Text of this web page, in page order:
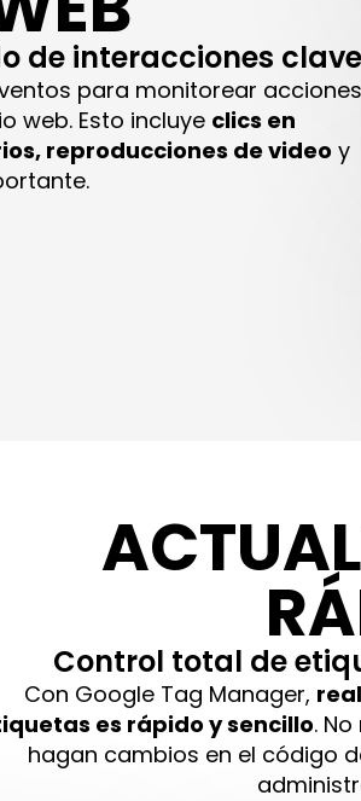
de interacciones clave
para monitorear acciones
web. Esto incluye clics en
reproducciones de video y
Control total de
Con Google Tag Manager,
es rápido y sencillo.
hagan cambios en el código